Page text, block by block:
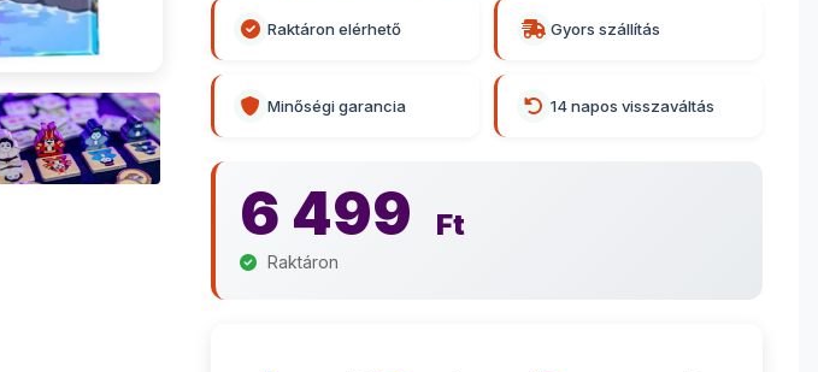
Raktáron elérhető Gyors szállítás
Minőségi garancia 14 napos visszaváltás
6 499 Ft
Raktáron